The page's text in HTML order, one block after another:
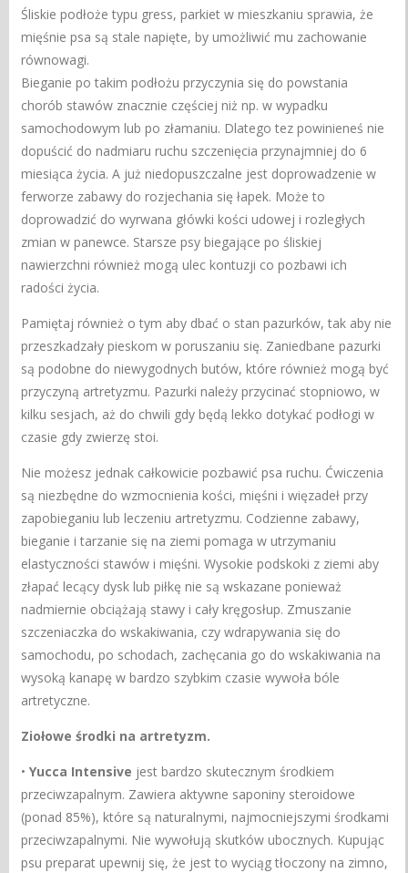
Śliskie podłoże typu gress, parkiet w mieszkaniu sprawia, że
mięśnie psa są stale napięte, by umożliwić mu zachowanie
równowagi.
Bieganie po takim podłożu przyczynia się do powstania
chorób stawów znacznie częściej niż np. w wypadku
samochodowym lub po złamaniu. Dlatego tez powinieneś nie
dopuścić do nadmiaru ruchu szczenięcia przynajmniej do 6
miesiąca życia. A już niedopuszczalne jest doprowadzenie w
ferworze zabawy do rozjechania się łapek. Może to
doprowadzić do wyrwana główki kości udowej i rozległych
zmian w panewce. Starsze psy biegające po śliskiej
nawierzchni również mogą ulec kontuzji co pozbawi ich
radości życia.
Pamiętaj również o tym aby dbać o stan pazurków, tak aby nie
przeszkadzały pieskom w poruszaniu się. Zaniedbane pazurki
są podobne do niewygodnych butów, które również mogą być
przyczyną artretyzmu. Pazurki należy przycinać stopniowo, w
kilku sesjach, aż do chwili gdy będą lekko dotykać podłogi w
czasie gdy zwierzę stoi.
Nie możesz jednak całkowicie pozbawić psa ruchu. Ćwiczenia
są niezbędne do wzmocnienia kości, mięśni i więzadeł przy
zapobieganiu lub leczeniu artretyzmu. Codzienne zabawy,
bieganie i tarzanie się na ziemi pomaga w utrzymaniu
elastyczności stawów i mięśni. Wysokie podskoki z ziemi aby
złapać lecący dysk lub piłkę nie są wskazane ponieważ
nadmiernie obciążają stawy i cały kręgosłup. Zmuszanie
szczeniaczka do wskakiwania, czy wdrapywania się do
samochodu, po schodach, zachęcania go do wskakiwania na
wysoką kanapę w bardzo szybkim czasie wywoła bóle
artretyczne.
Ziołowe środki na artretyzm.
•Yucca Intensive jest bardzo skutecznym środkiem
przeciwzapalnym. Zawiera aktywne saponiny steroidowe
(ponad 85%), które są naturalnymi, najmocniejszymi środkami
przeciwzapalnymi. Nie wywołują skutków ubocznych. Kupując
psu preparat upewnij się, że jest to wyciąg tłoczony na zimno,